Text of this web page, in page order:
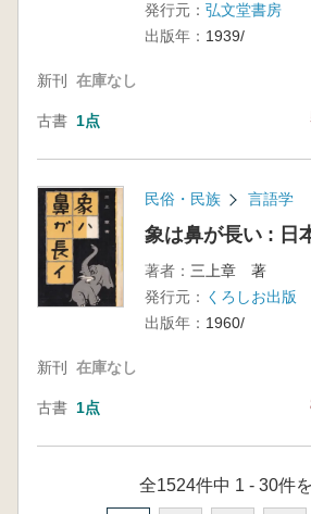
発行元： 弘文堂書房
出版年： 1939/
新刊 在庫なし
古書 1点
民俗・民族 言語学
象は鼻が長い : 日
著者： 三上章 著
発行元： くろしお出版
出版年： 1960/
新刊 在庫なし
古書 1点
全1524件中 1 - 30件